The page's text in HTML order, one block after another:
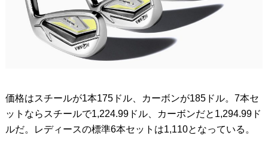
価格はスチールが1本175ドル、カーボンが185ドル。7本セ
ットならスチールで1,224.99ドル、カーボンだと1,294.99ド
ルだ。レディースの標準6本セットは1,110となっている。